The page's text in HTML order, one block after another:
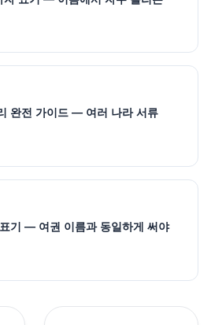
완전 가이드 — 여러 나라 서류
기 — 여권 이름과 동일하게 써야